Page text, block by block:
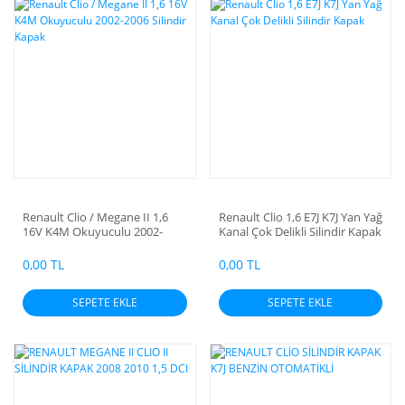
Renault Clio / Megane II 1,6
16V K4M Okuyuculu 2002-
0,00 TL
SEPETE EKLE
Renault Clio 1,6 E7J K7J Yan Yağ
Kanal Çok Delikli Silindir Kapak
0,00 TL
SEPETE EKLE